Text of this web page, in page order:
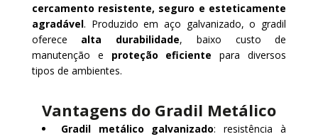
cercamento resistente, seguro e esteticamente
agradável. Produzido em aço galvanizado, o gradil
oferece alta durabilidade, baixo custo de
manutenção e proteção eficiente para diversos
tipos de ambientes.
Vantagens do Gradil Metálico
Gradil metálico galvanizado: resistência à